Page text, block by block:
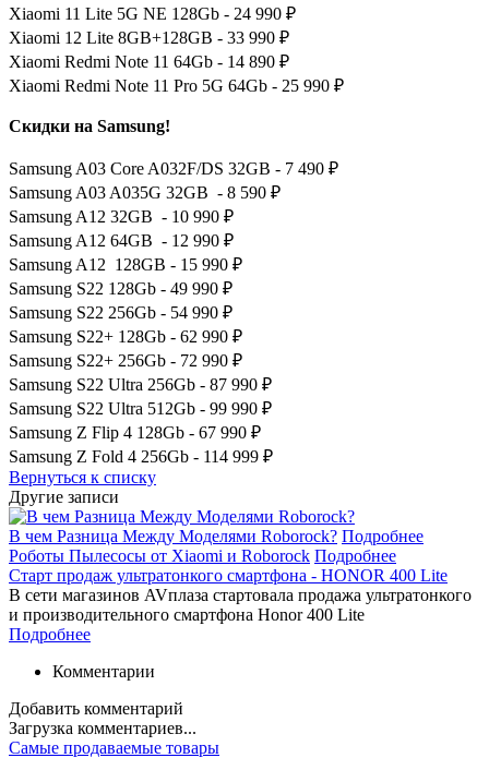
Xiaomi 11 Lite 5G NE 128Gb - 24 990 ₽
Xiaomi 12 Lite 8GB+128GB - 33 990 ₽
Xiaomi Redmi Note 11 64Gb - 14 890 ₽
Xiaomi Redmi Note 11 Pro 5G 64Gb - 25 990 ₽
Скидки на Samsung!
Samsung A03 Core A032F/DS 32GB - 7 490 ₽
Samsung A03 A035G 32GB - 8 590 ₽
Samsung A12 32GB - 10 990 ₽
Samsung A12 64GB - 12 990 ₽
Samsung A12 128GB - 15 990 ₽
Samsung S22 128Gb - 49 990 ₽
Samsung S22 256Gb - 54 990 ₽
Samsung S22+ 128Gb - 62 990 ₽
Samsung S22+ 256Gb - 72 990 ₽
Samsung S22 Ultra 256Gb - 87 990 ₽
Samsung S22 Ultra 512Gb - 99 990 ₽
Samsung Z Flip 4 128Gb - 67 990 ₽
Samsung Z Fold 4 256Gb - 114 999 ₽
Вернуться к списку
Другие записи
В чем Разница Между Моделями Roborock? Подробнее
Роботы Пылесосы от Xiaomi и Roborock Подробнее
Старт продаж ультратонкого смартфона - HONOR 400 Lite
В сети магазинов AVплаза стартовала продажа ультратонкого
и производительного смартфона Honor 400 Lite
Подробнее
Комментарии
Добавить комментарий
Загрузка комментариев...
Самые продаваемые товары